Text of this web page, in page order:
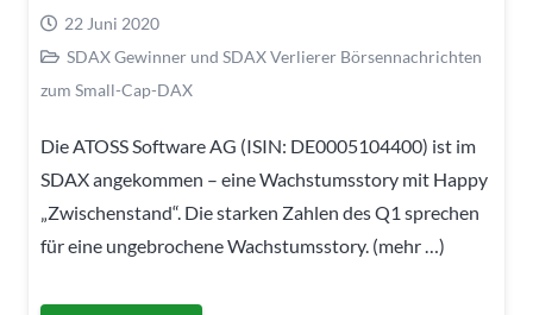
22 Juni 2020
SDAX Gewinner und SDAX Verlierer Börsennachrichten
zum Small-Cap-DAX
Die ATOSS Software AG (ISIN: DE0005104400) ist im
SDAX angekommen – eine Wachstumsstory mit Happy
„Zwischenstand“. Die starken Zahlen des Q1 sprechen
für eine ungebrochene Wachstumsstory. (mehr …)